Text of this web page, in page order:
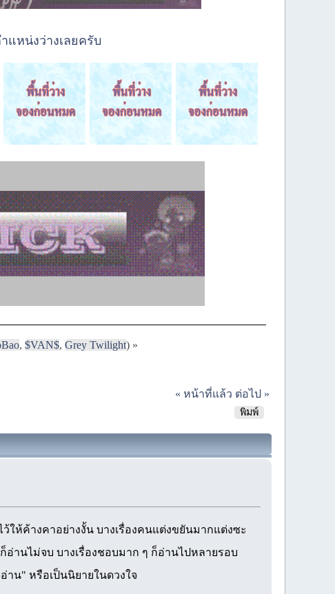
แหน่งว่างเลยครับ
, $VAN$, Grey Twilight) »
« หน้าที่แล้ว ต่อไป »
พิมพ์
ให้ค้างคาอย่างงั้น บางเรื่องคนแต่งขยันมากแต่งซะ
อ่านไม่จบ บางเรื่องชอบมาก ๆ ก็อ่านไปหลายรอบ
าน" หรือเป็นนิยายในดวงใจ